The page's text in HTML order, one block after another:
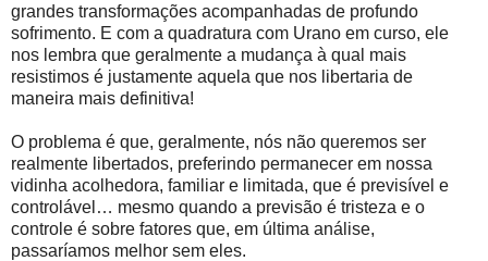
grandes transformações acompanhadas de profundo
sofrimento. E com a quadratura com Urano em curso, ele
nos lembra que geralmente a mudança à qual mais
resistimos é justamente aquela que nos libertaria de
maneira mais definitiva!
O problema é que, geralmente, nós não queremos ser
realmente libertados, preferindo permanecer em nossa
vidinha acolhedora, familiar e limitada, que é previsível e
controlável… mesmo quando a previsão é tristeza e o
controle é sobre fatores que, em última análise,
passaríamos melhor sem eles.